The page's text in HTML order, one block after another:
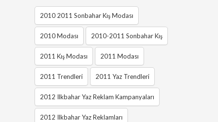
2010 2011 Sonbahar Kış Modası
2010 Modası 2010-2011 Sonbahar Kış
2011 Kış Modası 2011 Modası
2011 Trendleri 2011 Yaz Trendleri
2012 Ilkbahar Yaz Reklam Kampanyaları
2012 Ilkbahar Yaz Reklamları